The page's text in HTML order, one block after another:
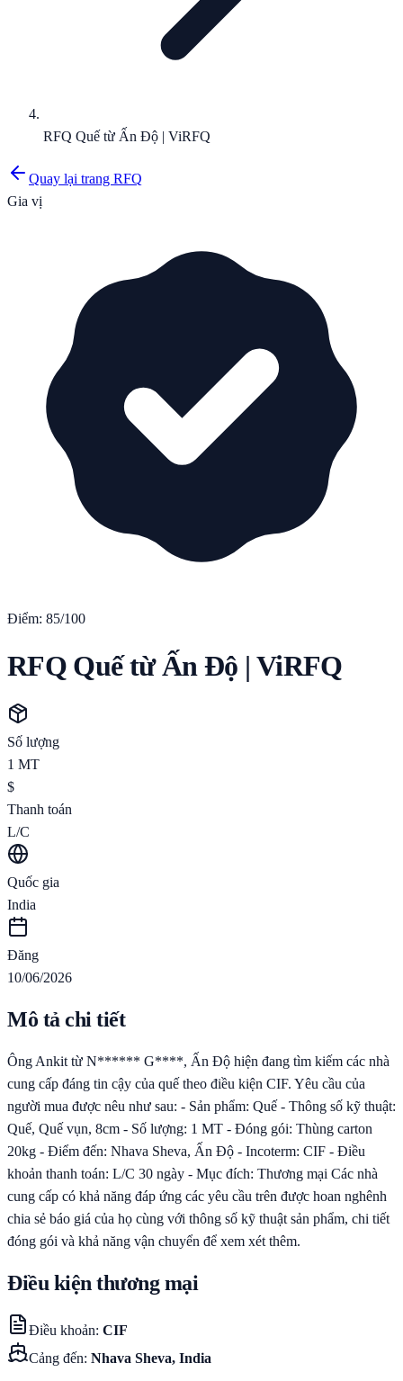
RFQ Quế từ Ấn Độ | ViRFQ
Quay lại trang RFQ
Gia vị
Điểm: 85/100
RFQ Quế từ Ấn Độ | ViRFQ
Số lượng
1 MT
$
Thanh toán
L/C
Quốc gia
India
Đăng
10/06/2026
Mô tả chi tiết
Ông Ankit từ N****** G****, Ấn Độ hiện đang tìm kiếm các nhà
cung cấp đáng tin cậy của quế theo điều kiện CIF. Yêu cầu của
người mua được nêu như sau: - Sản phẩm: Quế - Thông số kỹ thuật:
Quế, Quế vụn, 8cm - Số lượng: 1 MT - Đóng gói: Thùng carton
20kg - Điểm đến: Nhava Sheva, Ấn Độ - Incoterm: CIF - Điều
khoản thanh toán: L/C 30 ngày - Mục đích: Thương mại Các nhà
cung cấp có khả năng đáp ứng các yêu cầu trên được hoan nghênh
chia sẻ báo giá của họ cùng với thông số kỹ thuật sản phẩm, chi tiết
đóng gói và khả năng vận chuyển để xem xét thêm.
Điều kiện thương mại
Điều khoản: CIF
Cảng đến: Nhava Sheva, India